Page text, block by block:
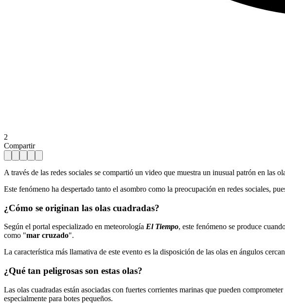
2
Compartir
A través de las redes sociales se compartió un video que muestra un inusual patrón en las
Este fenómeno ha despertado tanto el asombro como la preocupación en redes sociales,
¿Cómo se originan las olas cuadradas?
Según el portal especializado en meteorología El Tiempo, este fenómeno se produce
como "mar cruzado".
La característica más llamativa de este evento es la disposición de las olas en ángulos
¿Qué tan peligrosas son estas olas?
Las olas cuadradas están asociadas con fuertes corrientes marinas que pueden
especialmente para botes pequeños.